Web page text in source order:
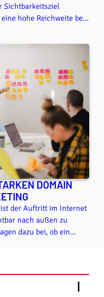
Sichtbarkeitsziel
hohe Reichweite bei
Meilensteine. Wir
und Tricks zum
damit Sie mit
einen Schritt voraus
DOMAIN
der Auftritt im Internet
nach außen zu
dazu bei, ob ein
denn der
Ihres Auftritts im